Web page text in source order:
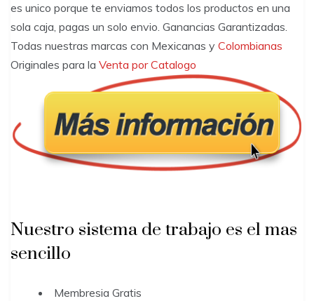
es unico porque te enviamos todos los productos en una
sola caja, pagas un solo envio. Ganancias Garantizadas.
Todas nuestras marcas con Mexicanas y Colombianas
Originales para la Venta por Catalogo
Nuestro sistema de trabajo es el mas
sencillo
Membresia Gratis